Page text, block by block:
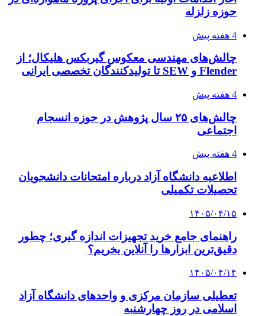
حوزه زلزله
4 هفته پیش
چالش‌های مهندسی معکوس گیربکس هلیکال؛ از
Flender و SEW تا تولیدکنندگان تخصصی ایرانی
4 هفته پیش
چالش‌های ۲۵ سال پژوهش در حوزه انسجام
اجتماعی
4 هفته پیش
اطلاعیه دانشگاه آزاد درباره امتحانات دانشجویان
تحصیلات تکمیلی
۱۴۰۵/۰۴/۱۵
راهنمای جامع خرید تجهیزات اندازه گیری؛ چطور
دقیق‌ترین ابزارها را آنلاین بخریم؟
۱۴۰۵/۰۴/۱۴
تعطیلی سازمان مرکزی و واحدهای دانشگاه آزاد
اسلامی در روز چهارشنبه